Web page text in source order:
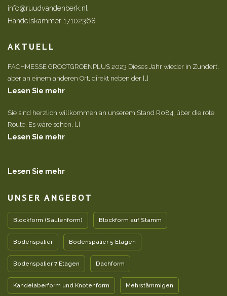
info@ruudvandenberk.nl
Handelskammer 17102368
AKTUELL
FACHMESSE GROOTGROENPLUS 2023 Dieses Jahr wieder in Zundert,
aber an einem anderen Ort, direkt neben der […]
Lesen Sie mehr
Sie sind herzlich willkommen an unserem Stand R084, über die rote
Route. Es wäre schön, […]
Lesen Sie mehr
Lesen Sie mehr
UNSER ANGEBOT
Blockform (Säulenform) Blockform auf Stamm
Bodenspalier Bodenspalier 5 Etagen
Bodenspalier 7 Etagen Dachform
Kandelaberform und Knotenform Mehrstämmigen